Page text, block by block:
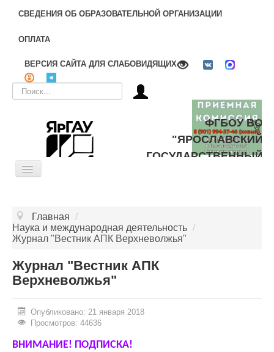
СВЕДЕНИЯ ОБ ОБРАЗОВАТЕЛЬНОЙ ОРГАНИЗАЦИИ
ОПЛАТА
ВЕРСИЯ САЙТА ДЛЯ СЛАБОВИДЯЩИХ
Искать...
ФГБОУ ВО
"ЯРОСЛАВСКИЙ
ГОСУДАРСТВЕННЫЙ
Toggle
ЦЕЛЕВОЕ ОБУЧЕНИЕ
ДОПОЛНИТЕЛЬНОЕ ОБРАЗОВАНИЕ
БИБЛИОТЕКА
#БЕРЕГИЗДОРОВЬЕ
АБИТУРИЕНТУ
Главная /
Наука и международная деятельность /
Журнал "Вестник АПК Верхневолжья"
Журнал "Вестник АПК
Верхневолжья"
Опубликовано: 21 января 2018
Просмотров: 44636
ВНИМАНИЕ! ПОДПИСКА!